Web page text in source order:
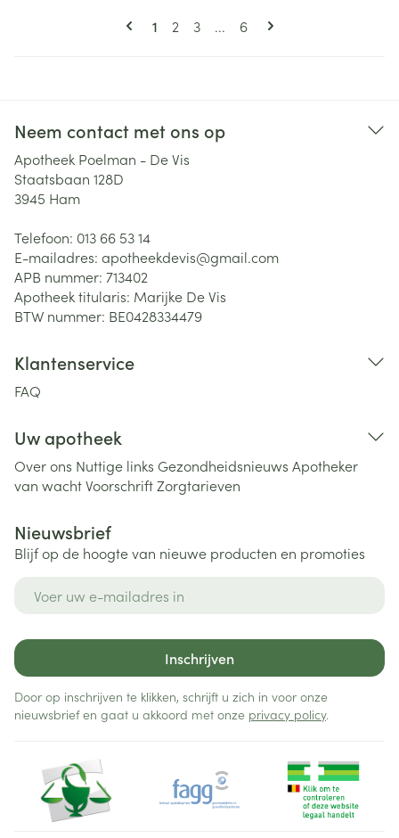
Pagina's
U lees momenteel pagina
1 Pagina
2 Pagina
3 ... Pagina
6
Neem contact met ons op
Apotheek Poelman - De Vis
Staatsbaan 128D
3945 Ham
Telefoon: 013 66 53 14
E-mailadres: apotheekdevis@gmail.com
APB nummer: 713402
Apotheek titularis: Marijke De Vis
BTW nummer: BE0428334479
Klantenservice
FAQ
Uw apotheek
Over ons Nuttige links Gezondheidsnieuws Apotheker
van wachtVoorschriftZorgtarieven
Nieuwsbrief
Blijf op de hoogte van nieuwe producten en promoties
Inschrijven
Door op inschrijven te klikken, schrijft u zich in voor onze
nieuwsbrief en gaat u akkoord met onze privacy policy.